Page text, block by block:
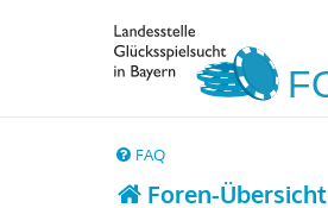
FAQ
Foren-Übersicht